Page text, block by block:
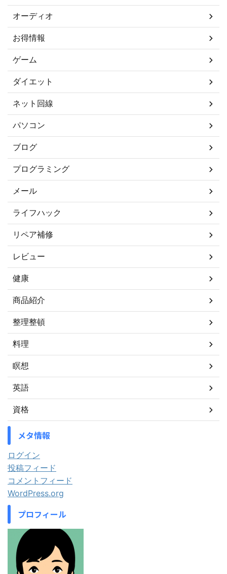
オーディオ
お得情報
ゲーム
ダイエット
ネット回線
パソコン
ブログ
プログラミング
メール
ライフハック
リペア補修
レビュー
健康
商品紹介
整理整頓
料理
瞑想
英語
資格
メタ情報
ログイン
投稿フィード
コメントフィード
WordPress.org
プロフィール